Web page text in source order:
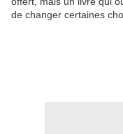
de changer certaines